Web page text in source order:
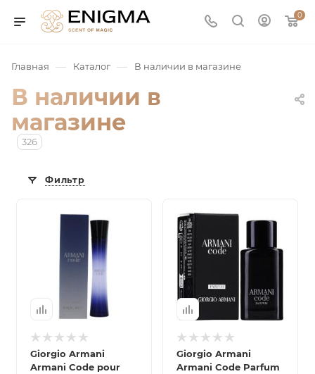
0
Главная — Каталог — В наличии в магазине
В наличии в
магазине
326
Фильтр
Giorgio Armani
Armani Code pour
Giorgio Armani
Armani Code Parfum